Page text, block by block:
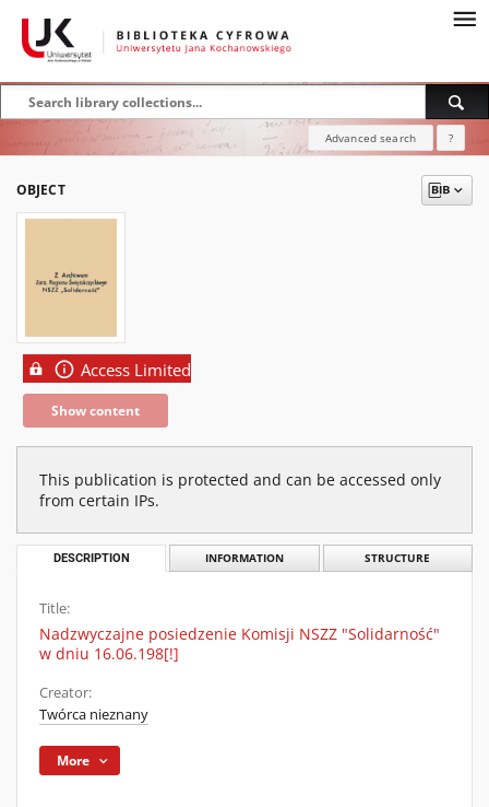
Advanced search ?
OBJECT
Access Limited
Show content
This publication is protected and can be accessed only
from certain IPs.
DESCRIPTION INFORMATION STRUCTURE
Title:
Nadzwyczajne posiedzenie Komisji NSZZ "Solidarność"
w dniu 16.06.198[!]
Creator:
Twórca nieznany
More